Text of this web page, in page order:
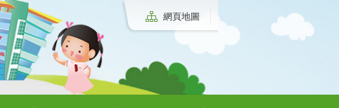
網頁地圖